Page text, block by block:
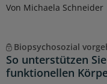
Von Michaela Schneider
Biopsychosozial
So unterstützen
funktionellen